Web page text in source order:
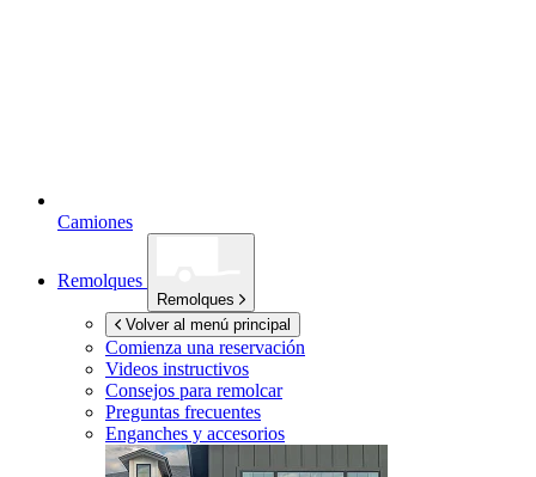
Camiones
Remolques
Remolques
Volver al menú principal
Comienza una reservación
Videos instructivos
Consejos para remolcar
Preguntas frecuentes
Enganches y accesorios